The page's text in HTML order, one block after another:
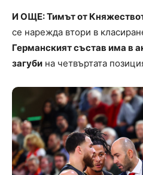
И ОЩЕ: Тимът от
се нарежда втори в
Германският състав има в
загуби на четвъртата